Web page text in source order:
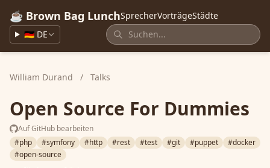
☕ Brown Bag LunchSprecherVorträgeStädte
🇩🇪 DE
William Durand / Talks
Open Source For Dummies
Auf GitHub bearbeiten
#php
#symfony #http #rest #test #git #puppet
#docker
#open-source